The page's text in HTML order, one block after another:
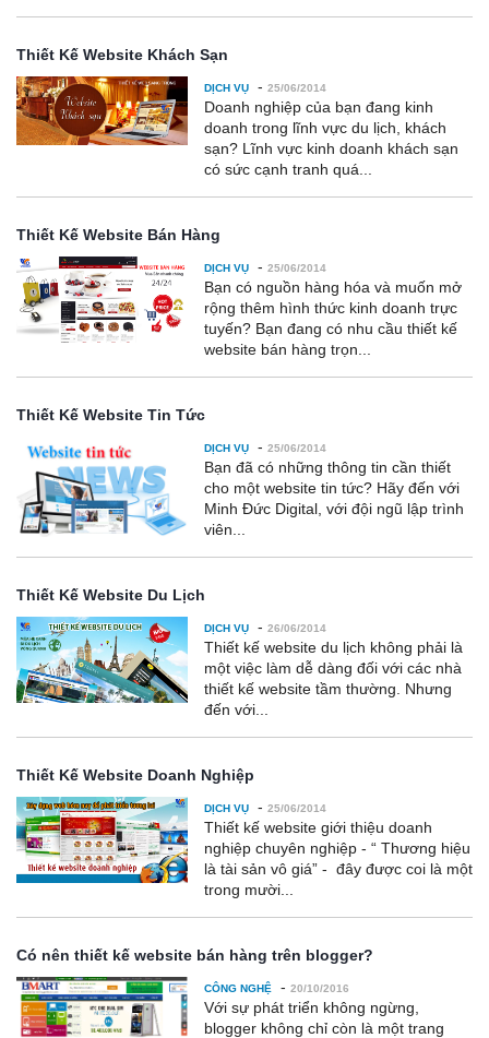
Thiết Kế Website Khách Sạn
DỊCH VỤ - 25/06/2014
Doanh nghiệp của bạn đang kinh
doanh trong lĩnh vực du lịch, khách
sạn? Lĩnh vực kinh doanh khách sạn
có sức cạnh tranh quá...
Thiết Kế Website Bán Hàng
DỊCH VỤ - 25/06/2014
Bạn có nguồn hàng hóa và muốn mở
rộng thêm hình thức kinh doanh trực
tuyến? Bạn đang có nhu cầu thiết kế
website bán hàng trọn...
Thiết Kế Website Tin Tức
DỊCH VỤ - 25/06/2014
Bạn đã có những thông tin cần thiết
cho một website tin tức? Hãy đến với
Minh Đức Digital, với đội ngũ lập trình
viên...
Thiết Kế Website Du Lịch
DỊCH VỤ - 26/06/2014
Thiết kế website du lịch không phải là
một việc làm dễ dàng đối với các nhà
thiết kế website tầm thường. Nhưng
đến với...
Thiết Kế Website Doanh Nghiệp
DỊCH VỤ - 25/06/2014
Thiết kế website giới thiệu doanh
nghiệp chuyên nghiệp - “ Thương hiệu
là tài sản vô giá” - đây được coi là một
trong mười...
Có nên thiết kế website bán hàng trên blogger?
CÔNG NGHỆ - 20/10/2016
Với sự phát triển không ngừng,
blogger không chỉ còn là một trang